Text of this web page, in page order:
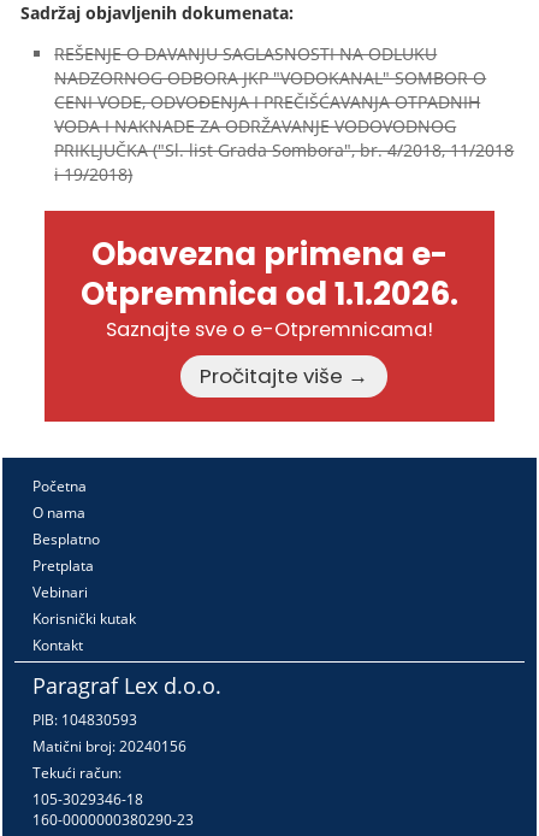
Sadržaj objavljenih dokumenata:
REŠENJE O DAVANJU SAGLASNOSTI NA ODLUKU
NADZORNOG ODBORA JKP "VODOKANAL" SOMBOR O
CENI VODE, ODVOĐENJA I PREČIŠĆAVANJA OTPADNIH
VODA I NAKNADE ZA ODRŽAVANJE VODOVODNOG
PRIKLJUČKA ("Sl. list Grada Sombora", br. 4/2018, 11/2018
i 19/2018)
Obavezna primena e-
Otpremnica od 1.1.2026.
Saznajte sve o e-Otpremnicama!
Pročitajte više →
Početna
O nama
Besplatno
Pretplata
Vebinari
Korisnički kutak
Kontakt
Paragraf Lex d.o.o.
PIB: 104830593
Matični broj: 20240156
Tekući račun:
105-3029346-18
160-0000000380290-23